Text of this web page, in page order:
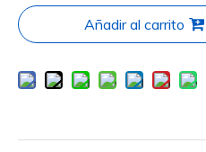
Añadir al carrito